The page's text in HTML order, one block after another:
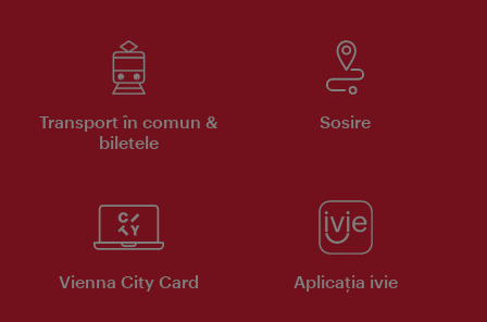
Transport în comun &
biletele
Sosire
Vienna City Card Aplicaţia ivie